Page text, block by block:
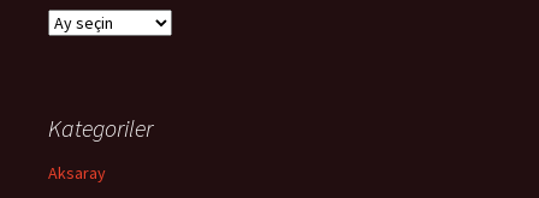
Arşivler
Kategoriler
Aksaray